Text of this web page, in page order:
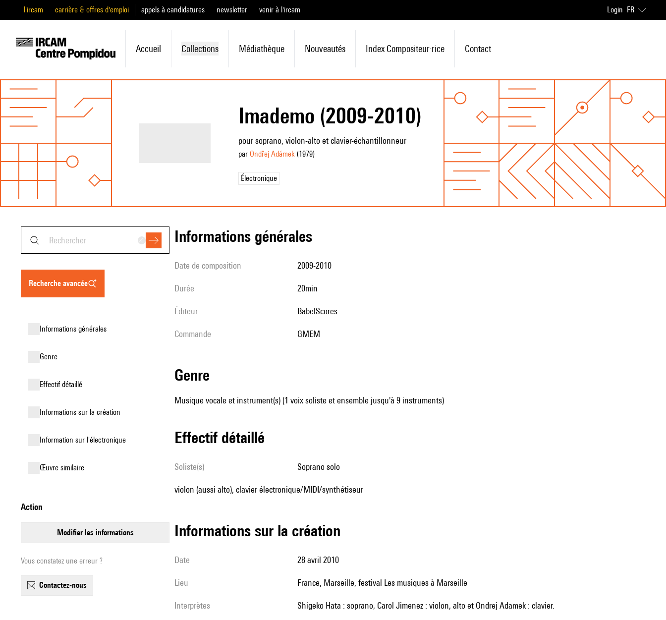
l'ircam carrière & offres d'emploi appels à candidatures newsletter venir à l'ircam Login FR
Accueil Collections Médiathèque Nouveautés Index Compositeur·rice Contact
Imademo (2009-2010)
pour soprano, violon-alto et clavier-échantillonneur
par Ondřej Adámek(1979)
Électronique
recherche avancée
informations générales
genre
effectif détaillé
informations sur la création
Information sur l'électronique
œuvre similaire
action
modifier les informations
Vous constatez une erreur ?
contactez-nous
informations générales
date de composition 2009-2010
durée 20min
éditeur BabelScores
Commande GMEM
genre
Musique vocale et instrument(s) (1 voix soliste et ensemble jusqu'à 9 instruments)
effectif détaillé
Soliste(s) soprano solo
violon (aussi alto), clavier électronique/MIDI/synthétiseur
informations sur la création
date 28 avril 2010
lieu France, Marseille, festival Les musiques à Marseille
interprètes Shigeko Hata : soprano, Carol Jimenez : violon, alto et Ondrej Adamek : clavier.